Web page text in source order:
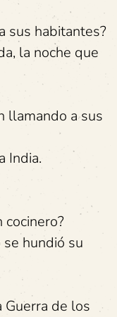
sus habitantes?
la noche que
llamando a sus
India.
cocinero?
hundió su
Guerra de los